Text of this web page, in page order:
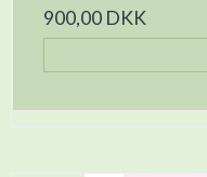
900,00 DKK